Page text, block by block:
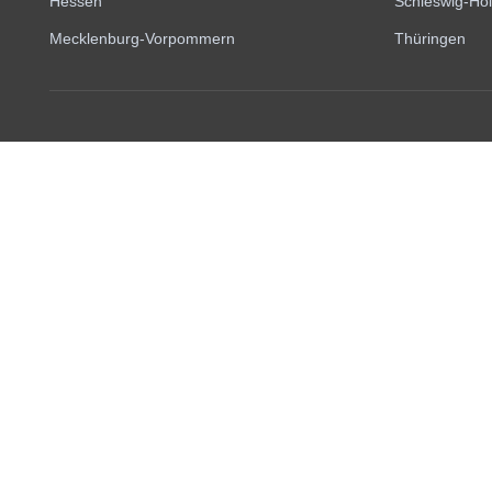
Mecklenburg-Vorpommern Thüringen